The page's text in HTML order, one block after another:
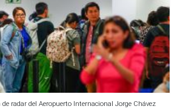
radar del Aeropuerto Internacional Jorge Chávez